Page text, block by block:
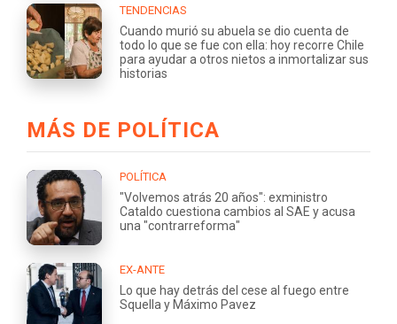
TENDENCIAS
Cuando murió su abuela se dio cuenta de
todo lo que se fue con ella: hoy recorre Chile
para ayudar a otros nietos a inmortalizar sus
historias
MÁS DE POLÍTICA
POLÍTICA
"Volvemos atrás 20 años": exministro
Cataldo cuestiona cambios al SAE y acusa
una "contrarreforma"
EX-ANTE
Lo que hay detrás del cese al fuego entre
Squella y Máximo Pavez